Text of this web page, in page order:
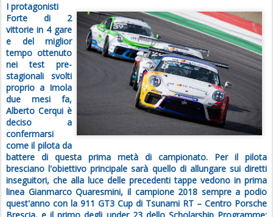
I protagonisti
Forte di 2
vittorie in 4 gare
e del miglior
tempo ottenuto
nei test pre-
stagionali svolti
proprio a Imola
due mesi fa,
Alberto Cerqui è
deciso a
confermarsi
come il pilota da
battere di questa prima metà di campionato. Per il pilota
bresciano l'obiettivo principale sarà quello di allungare sui diretti
inseguitori, che alla luce delle precedenti tappe vedono in prima
linea Gianmarco Quaresmini, il campione 2018 sempre a podio
quest'anno con la 911 GT3 Cup di Tsunami RT – Centro Porsche